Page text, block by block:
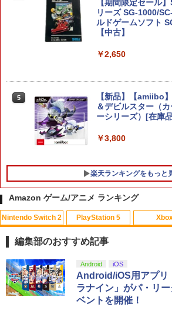
ファイアーエムブ
【特典】進撃の巨
【期間限定セール
リーズ SG-1000/
ルドゲームソフト
【中古】
￥2,650
5
【新品】【amiibo
＆デビルスター（
ーシリーズ）[在庫
￥3,800
楽天ランキングをもっと
1
劇場版「鬼滅の刃
窩座再来(通常版)【
晴 ]
￥3,960
Amazon ゲーム/アニメ ランキング
Nintendo Switch 2
1
スプラトゥーン レ
コード版
￥5,832
PlayStation 5
1
PlayStation 5 デジ
日本語専用
ese only (CFI-
￥55,000
1
【純正品】Xbox ワ
ラー + USB-C® ケー
￥8,300
1
劇場版「鬼滅の刃」
窩座再来 通常版
￥3,964
編集部のおすすめ記事
Android iOS
Android/iOS用アプリ
ラナイン」がパ・リ
ベントを開催！